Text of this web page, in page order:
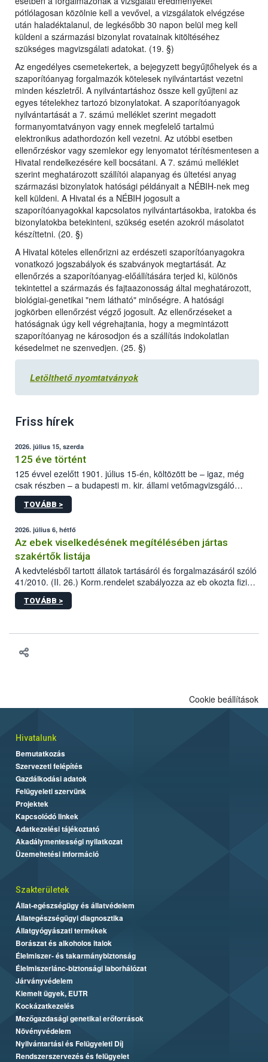
pótlólagosan közölnie kell a vevővel, a vizsgálatok elvégzése
után haladéktalanul, de legkésőbb 30 napon belül meg kell
küldeni a származási bizonylat rovatainak kitöltéséhez
szükséges magvizsgálati adatokat. (19. §)
Az engedélyes csemetekertek, a bejegyzett begyűjtőhelyek és a
szaporítóanyag forgalmazók kötelesek nyilvántartást vezetni
minden készletről. A nyilvántartáshoz össze kell gyűjteni az
egyes tételekhez tartozó bizonylatokat. A szaporítóanyagok
nyilvántartását a 7. számú melléklet szerint megadott
formanyomtatványon vagy ennek megfelelő tartalmú
elektronikus adathordozón kell vezetni. Az utóbbi esetben
ellenőrzéskor vagy szemlekor egy lenyomatot térítésmentesen a
Hivatal rendelkezésére kell bocsátani. A 7. számú melléklet
szerint meghatározott szállítói alapanyag és ültetési anyag
származási bizonylatok hatósági példányait a NÉBIH-nek meg
kell küldeni. A Hivatal és a NÉBIH jogosult a
szaporítóanyagokkal kapcsolatos nyilvántartásokba, iratokba és
bizonylatokba betekinteni, szükség esetén azokról másolatot
készíttetni. (20. §)
A Hivatal köteles ellenőrizni az erdészeti szaporítóanyagokra
vonatkozó jogszabályok és szabványok megtartását. Az
ellenőrzés a szaporítóanyag-előállítására terjed ki, különös
tekintettel a származás és fajtaazonosság által meghatározott,
biológiai-genetikai "nem látható" minőségre. A hatósági
jogkörben ellenőrzést végző jogosult. Az ellenőrzéseket a
hatóságnak úgy kell végrehajtania, hogy a megmintázott
szaporítóanyag ne károsodjon és a szállítás indokolatlan
késedelmet ne szenvedjen. (25. §)
Letölthető nyomtatványok
Friss hírek
2026. július 15, szerda
125 éve történt
125 évvel ezelőtt 1901. július 15-én, költözött be – igaz, még
csak részben – a budapesti m. kir. állami vetőmagvizsgáló
állomás a Kis Rókus utca 15. szám alatti, Czigler Győző által
tervezett új épületébe.
TOVÁBB >
2026. július 6, hétfő
Az ebek viselkedésének megítélésében jártas
szakértők listája
A kedvtelésből tartott állatok tartásáról és forgalmazásáról szóló
41/2010. (II. 26.) Korm.rendelet szabályozza az eb okozta fizikai
sérülés, illetve ennek veszélye keletkezésekor felmerülő
hatósági feladatokat, valamint a veszélyes eb tartását és annak
TOVÁBB >
Cookie beállítások
Hivatalunk
Bemutatkozás
Szervezeti felépítés
Gazdálkodási adatok
Felügyeleti szervünk
Projektek
Kapcsolódó linkek
Adatkezelési tájékoztató
Akadálymentességi nyilatkozat
Üzemeltetési információ
Szakterületek
Állat-egészségügy és állatvédelem
Állategészségügyi diagnosztika
Állatgyógyászati termékek
Borászat és alkoholos italok
Élelmiszer- és takarmánybiztonság
Élelmiszerlánc-biztonsági laborhálózat
Járványvédelem
Kiemelt ügyek, EUTR
Kockázatkezelés
Mezőgazdasági genetikai erőforrások
Növényvédelem
Nyilvántartási és Felügyeleti Díj
Rendszerszervezés és felügyelet